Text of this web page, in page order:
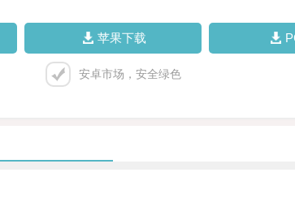
苹果下载
安卓市场，安全绿色